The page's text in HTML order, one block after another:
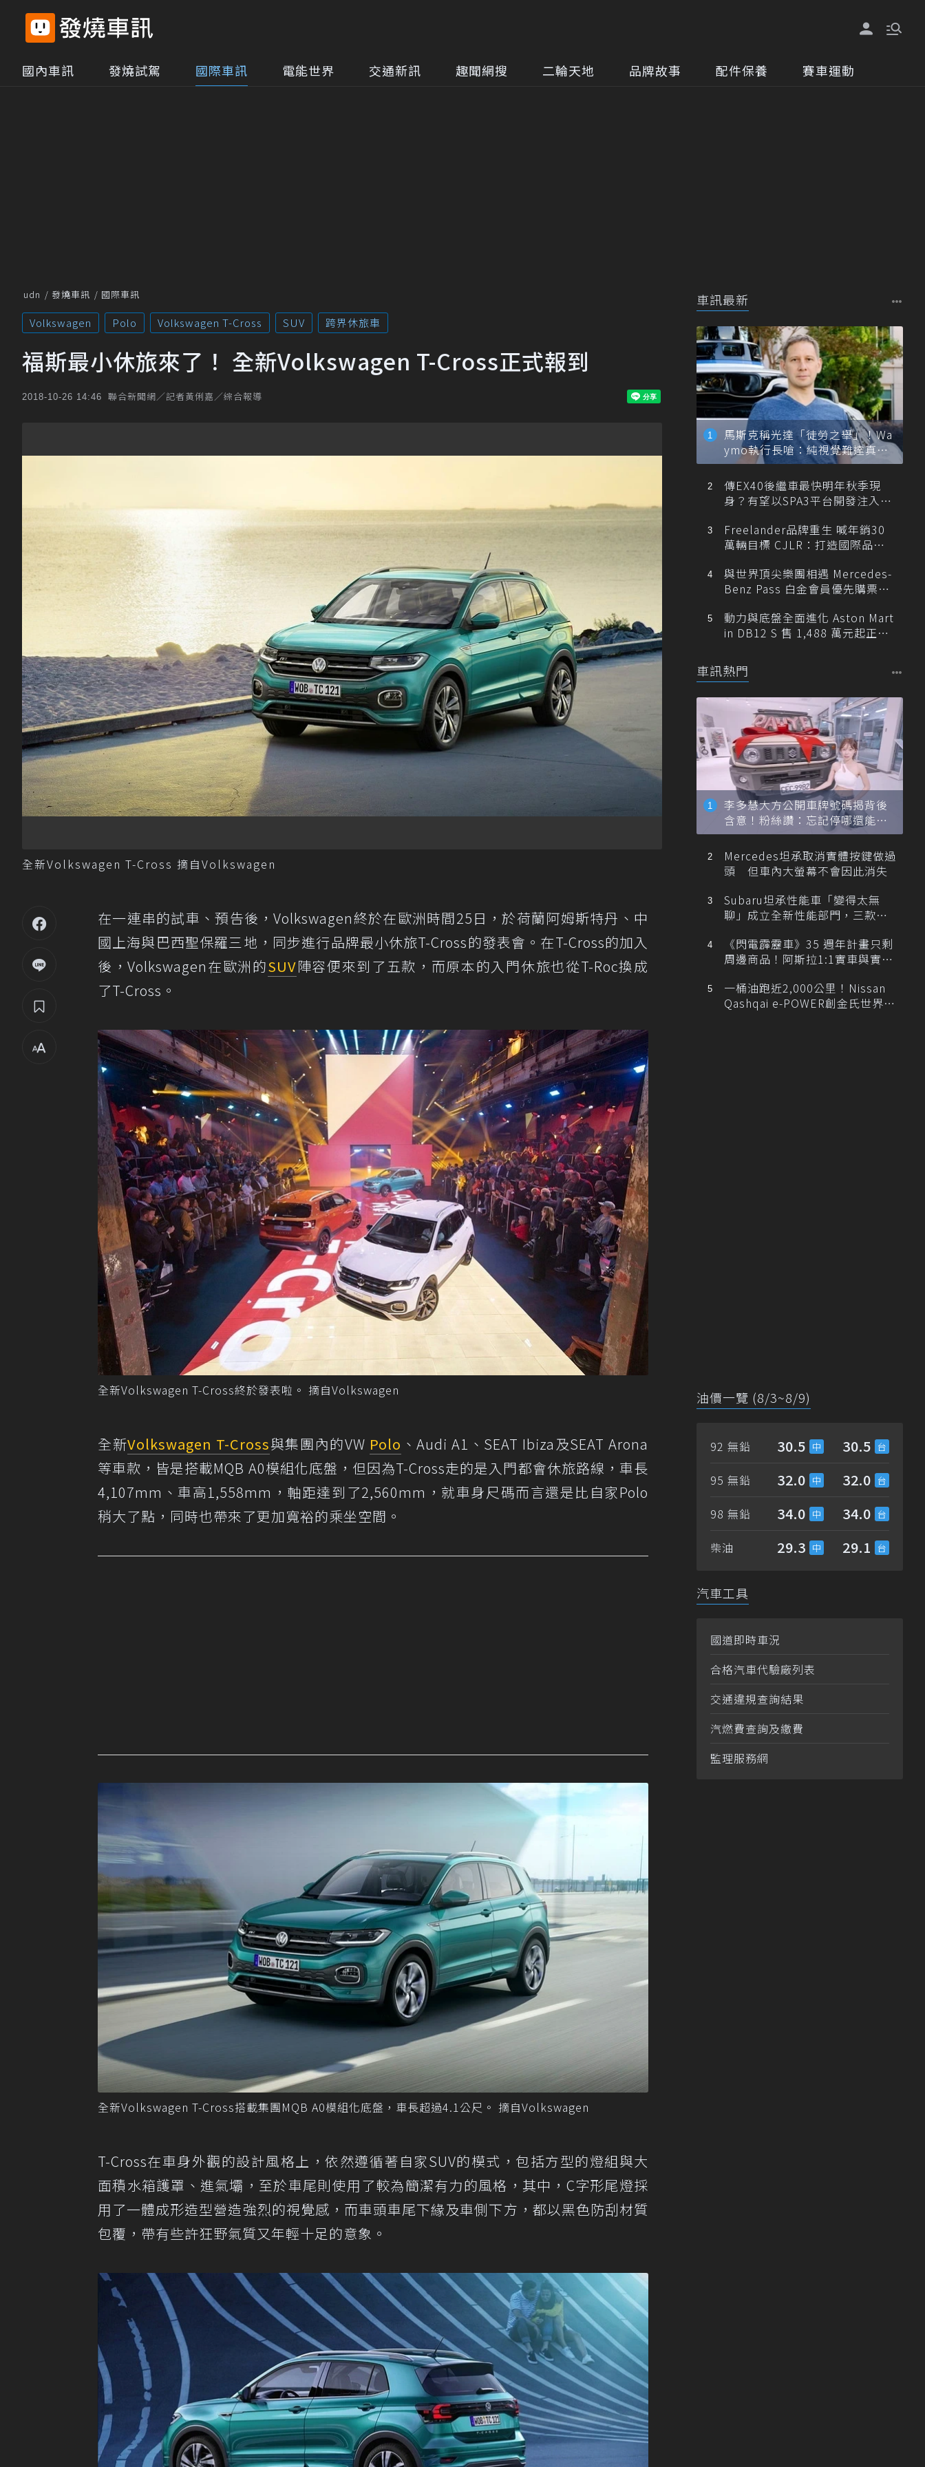
國內車訊 發燒試駕 國際車訊 電能世界 交通新訊 趣聞網搜 二輪天地 品牌故事 配件保養 賽車運動
udn 發燒車訊 國際車訊
Volkswagen Polo Volkswagen T-Cross SUV 跨界休旅車
福斯最小休旅來了！ 全新Volkswagen T-Cross正式報到
2018-10-26 14:46 聯合新聞網／記者黃俐嘉／綜合報導
全新Volkswagen T-Cross 摘自Volkswagen
在一連串的試車、預告後，Volkswagen終於在歐洲時間25日，於荷蘭阿姆斯特丹、中
國上海與巴西聖保羅三地，同步進行品牌最小休旅T-Cross的發表會。在T-Cross的加入
後，Volkswagen在歐洲的SUV陣容便來到了五款，而原本的入門休旅也從T-Roc換成
了T-Cross。
全新Volkswagen T-Cross終於發表啦。 摘自Volkswagen
全新Volkswagen T-Cross與集團內的VW Polo 、Audi A1、SEAT Ibiza及SEAT Arona
等車款，皆是搭載MQB A0模組化底盤，但因為T-Cross走的是入門都會休旅路線，車長
4,107mm、車高1,558mm，軸距達到了2,560mm，就車身尺碼而言還是比自家Polo
稍大了點，同時也帶來了更加寬裕的乘坐空間。
全新Volkswagen T-Cross搭載集團MQB A0模組化底盤，車長超過4.1公尺。 摘自Volkswagen
T-Cross在車身外觀的設計風格上，依然遵循著自家SUV的模式，包括方型的燈組與大
面積水箱護罩、進氣壩，至於車尾則使用了較為簡潔有力的風格，其中，C字形尾燈採
用了一體成形造型營造強烈的視覺感，而車頭車尾下緣及車側下方，都以黑色防刮材質
包覆，帶有些許狂野氣質又年輕十足的意象。
車訊最新
馬斯克稱光達「徒勞之舉」！Wa
ymo執行長嗆：純視覺難達真正
自動駕駛
傳EX40後繼車最快明年秋季現
身？有望以SPA3平台開發注入80
Freelander品牌重生 喊年銷30
萬輛目標 CJLR：打造國際品牌
與世界頂尖樂團相遇 Mercedes-
Benz Pass 白金會員優先購票維
動力與底盤全面進化 Aston Mart
in DB12 S 售 1,488 萬元起正式
車訊熱門
李多慧大方公開車牌號碼揭背後
含意！粉絲讚：忘記停哪還能幫
忙找車
Mercedes坦承取消實體按鍵做過
頭 但車內大螢幕不會因此消失
Subaru坦承性能車「變得太無
聊」成立全新性能部門，三款手
《閃電霹靂車》35 週年計畫只剩
周邊商品！阿斯拉1:1實車與實體
一桶油跑近2,000公里！Nissan
Qashqai e-POWER創金氏世界紀
油價一覽 (8/3~8/9)
92 無鉛 30.5 30.5
95 無鉛 32.0 32.0
98 無鉛 34.0 34.0
柴油 29.3 29.1
汽車工具
國道即時車況
合格汽車代驗廠列表
交通違規查詢結果
汽燃費查詢及繳費
監理服務網